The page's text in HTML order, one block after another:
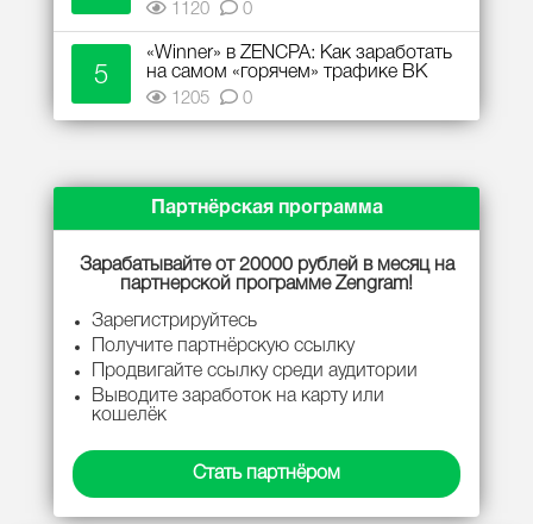
1120
0
5
«Winner» в ZENCPA: Как заработать
на самом «горячем» трафике ВК
1205
0
Партнёрская программа
Зарабатывайте от 20000 рублей в месяц на
партнерской программе Zengram!
Зарегистрируйтесь
Получите партнёрскую ссылку
Продвигайте ссылку среди аудитории
Выводите заработок на карту или
кошелёк
Стать партнёром